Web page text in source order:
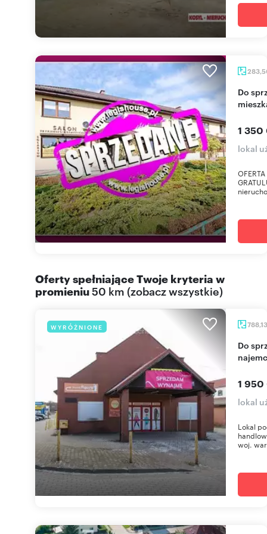
Do sprzedania dwupoziomowy lokal usługowo-
1 350
lokal
Oferty spełniające Twoje kryteria w
promieniu50 km (zobacz wszystkie)
WYRÓŻNIONE
Do sprzedania inwestycyjny lokal 788 m² z
1 950
lokal
Lokal
woj.